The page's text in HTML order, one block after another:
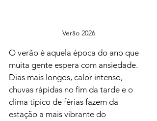
Verão 2026
O verão é aquela época do ano que
muita gente espera com ansiedade.
Dias mais longos, calor intenso,
chuvas rápidas no fim da tarde e o
clima típico de férias fazem da
estação a mais vibrante do